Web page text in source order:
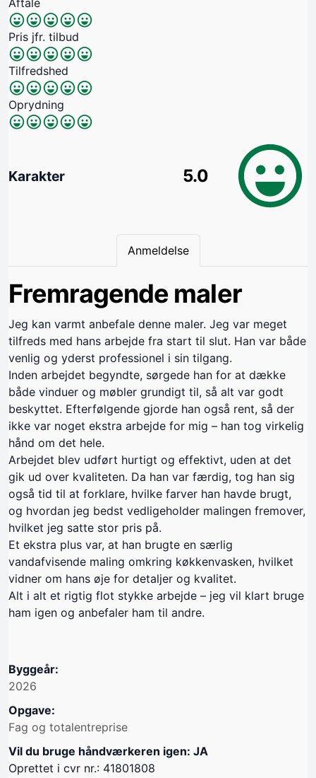
Pris jfr. tilbud
Tilfredshed
Oprydning
Karakter 5.0
Anmeldelse
Fremragende maler
Jeg kan varmt anbefale denne maler. Jeg var meget
tilfreds med hans arbejde fra start til slut. Han var både
venlig og yderst professionel i sin tilgang.
Inden arbejdet begyndte, sørgede han for at dække
både vinduer og møbler grundigt til, så alt var godt
beskyttet. Efterfølgende gjorde han også rent, så der
ikke var noget ekstra arbejde for mig – han tog virkelig
hånd om det hele.
Arbejdet blev udført hurtigt og effektivt, uden at det
gik ud over kvaliteten. Da han var færdig, tog han sig
også tid til at forklare, hvilke farver han havde brugt,
og hvordan jeg bedst vedligeholder malingen fremover,
hvilket jeg satte stor pris på.
Et ekstra plus var, at han brugte en særlig
vandafvisende maling omkring køkkenvasken, hvilket
vidner om hans øje for detaljer og kvalitet.
Alt i alt et rigtig flot stykke arbejde – jeg vil klart bruge
ham igen og anbefaler ham til andre.
Byggeår:
2026
Opgave:
Fag og totalentreprise
Vil du bruge håndværkeren igen: JA
Oprettet i cvr nr.: 41801808